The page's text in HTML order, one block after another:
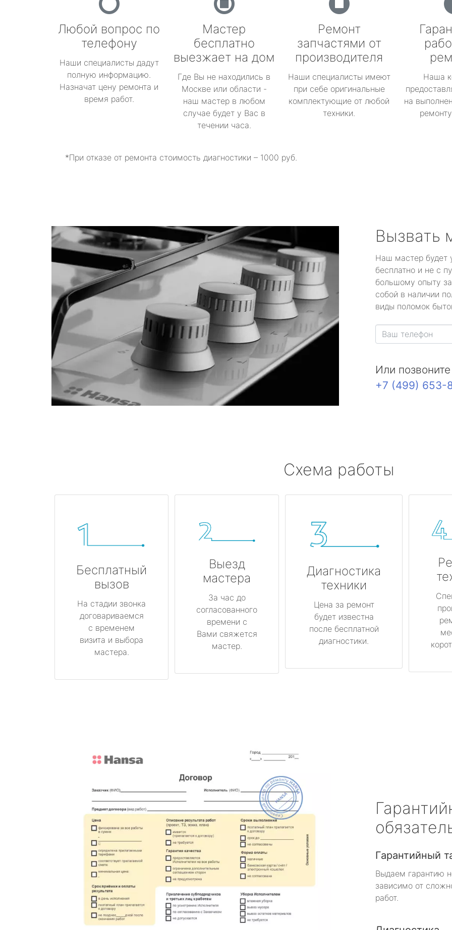
Любой вопрос по
телефону
Наши специалисты дадут
полную информацию.
Назначат цену ремонта и
время работ.
Мастер
бесплатно
выезжает на дом
Где Вы не находились в
Москве или области -
наш мастер в любом
случае будет у Вас в
течении часа.
Ремонт
запчастями от
производителя
Наши специалисты имеют
при себе оригинальные
комплектующие от любой
техники.
Наша
на
*При отказе от ремонта стоимость диагностики – 1000 руб.
Вызвать
Наш мастер будет
бесплатно и не с
большому опыту
собой в наличии
виды поломок
Или
+7 (499) 653-
Схема работы
Бесплатный
вызов
На стадии звонка
договариваемся
с временем
визита и выбора
мастера.
Выезд
мастера
За час до
согласованного
времени с
Вами свяжется
мастер.
Диагностика
техники
Цена за ремонт
будет известна
после бесплатной
диагностики.
Гарантийный
Выдаем гарантию
зависимо от
работ.